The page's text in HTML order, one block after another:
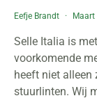
Eefje Brandt Maart
Selle Italia is
voorkomende
heeft niet alleen
stuurlinten. Wij